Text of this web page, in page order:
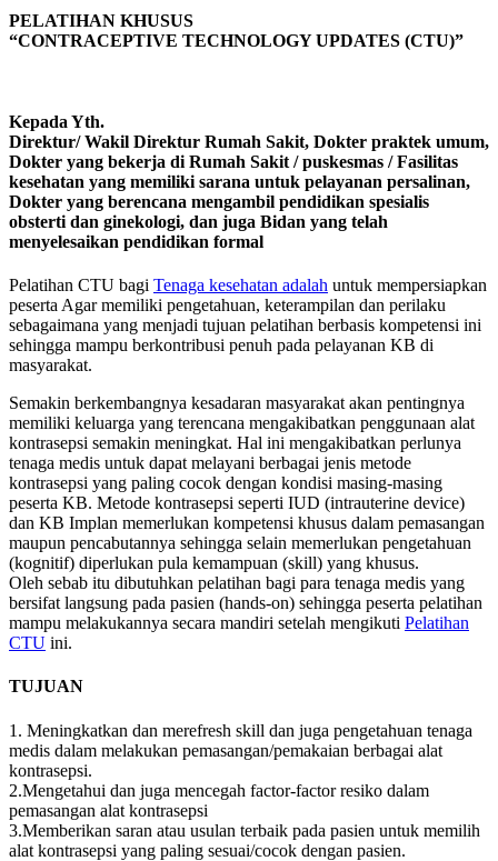
PELATIHAN KHUSUS
“CONTRACEPTIVE TECHNOLOGY UPDATES (CTU)”
Kepada Yth.
Direktur/ Wakil Direktur Rumah Sakit, Dokter praktek umum,
Dokter yang bekerja di Rumah Sakit / puskesmas / Fasilitas
kesehatan yang memiliki sarana untuk pelayanan persalinan,
Dokter yang berencana mengambil pendidikan spesialis
obsterti dan ginekologi, dan juga Bidan yang telah
menyelesaikan pendidikan formal
Pelatihan CTU bagi Tenaga kesehatan adalah untuk mempersiapkan
peserta Agar memiliki pengetahuan, keterampilan dan perilaku
sebagaimana yang menjadi tujuan pelatihan berbasis kompetensi ini
sehingga mampu berkontribusi penuh pada pelayanan KB di
masyarakat.
Semakin berkembangnya kesadaran masyarakat akan pentingnya
memiliki keluarga yang terencana mengakibatkan penggunaan alat
kontrasepsi semakin meningkat. Hal ini mengakibatkan perlunya
tenaga medis untuk dapat melayani berbagai jenis metode
kontrasepsi yang paling cocok dengan kondisi masing-masing
peserta KB. Metode kontrasepsi seperti IUD (intrauterine device)
dan KB Implan memerlukan kompetensi khusus dalam pemasangan
maupun pencabutannya sehingga selain memerlukan pengetahuan
(kognitif) diperlukan pula kemampuan (skill) yang khusus.
Oleh sebab itu dibutuhkan pelatihan bagi para tenaga medis yang
bersifat langsung pada pasien (hands-on) sehingga peserta pelatihan
mampu melakukannya secara mandiri setelah mengikuti Pelatihan
CTU ini.
TUJUAN
1. Meningkatkan dan merefresh skill dan juga pengetahuan tenaga
medis dalam melakukan pemasangan/pemakaian berbagai alat
kontrasepsi.
2.Mengetahui dan juga mencegah factor-factor resiko dalam
pemasangan alat kontrasepsi
3.Memberikan saran atau usulan terbaik pada pasien untuk memilih
alat kontrasepsi yang paling sesuai/cocok dengan pasien.